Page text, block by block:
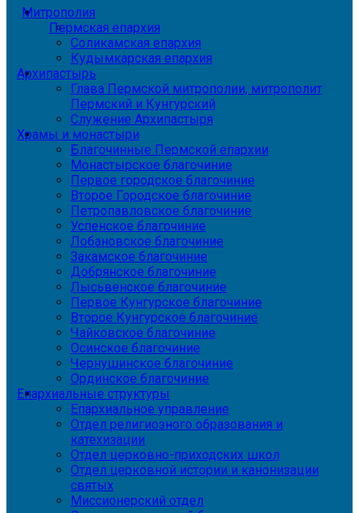
Митрополия
Пермская епархия
Соликамская епархия
Кудымкарская епархия
Архипастырь
Глава Пермской митрополии, митрополит
Пермский и Кунгурский
Служение Архипастыря
Храмы и монастыри
Благочинные Пермской епархии
Монастырское благочиние
Первое городское благочиние
Второе Городское благочиние
Петропавловское благочиние
Успенское благочиние
Лобановское благочиние
Закамское благочиние
Добрянское благочиние
Лысьвенское благочиние
Первое Кунгурское благочиние
Второе Кунгурское благочиние
Чайковское благочиние
Осинское благочиние
Чернушинское благочиние
Ординское благочиние
Епархиальные структуры
Епархиальное управление
Отдел религиозного образования и
катехизации
Отдел церковно-приходских школ
Отдел церковной истории и канонизации
святых
Миссионерский отдел